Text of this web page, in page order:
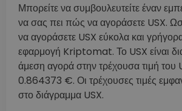
Μπορείτε να συμβουλευτείτε έναν
να σας πει πώς να αγοράσετε USX.
να αγοράσετε USX εύκολα και
εφαρμογή Kriptomat. Το USX είναι
άμεση αγορά στην τρέχουσα τιμή του
0.864373 €. Οι τρέχουσες τιμές
στο διάγραμμα USX.